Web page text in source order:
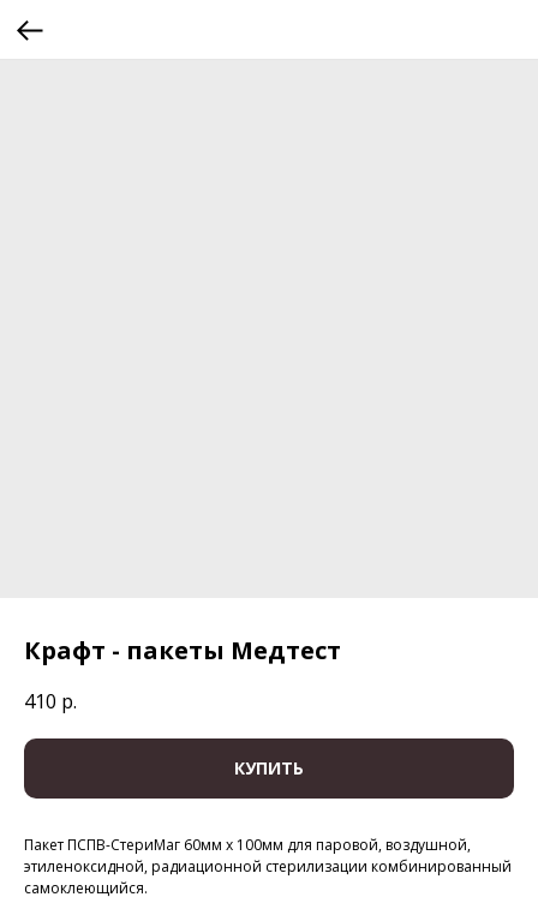
Крафт - пакеты Медтест
410 р.
КУПИТЬ
Пакет ПСПВ-СтериМаг 60мм х 100мм для паровой, воздушной,
этиленоксидной, радиационной стерилизации комбинированный
самоклеющийся.